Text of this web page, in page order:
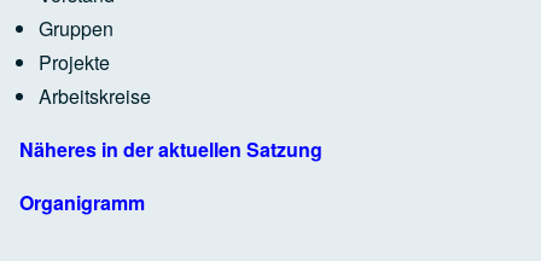
Google Maps Generator
Gruppen
Projekte
Arbeitskreise
Näheres in der aktuellen Satzung
Organigramm